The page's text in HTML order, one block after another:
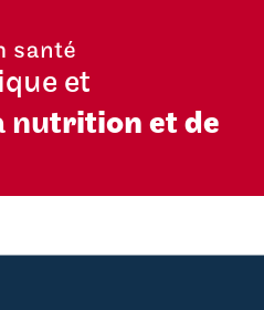
et
nutrition et de